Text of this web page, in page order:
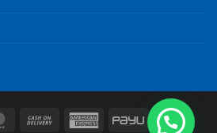
MasterCardCash
AmericanPayU